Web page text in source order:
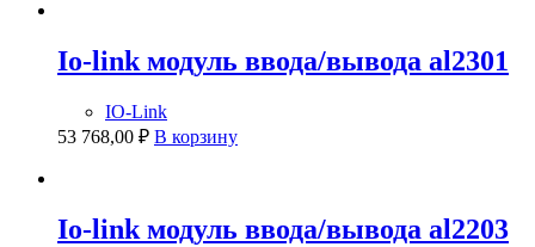
Io-link модуль ввода/вывода al2301
IO-Link
53 768,00 ₽ В корзину
Io-link модуль ввода/вывода al2203